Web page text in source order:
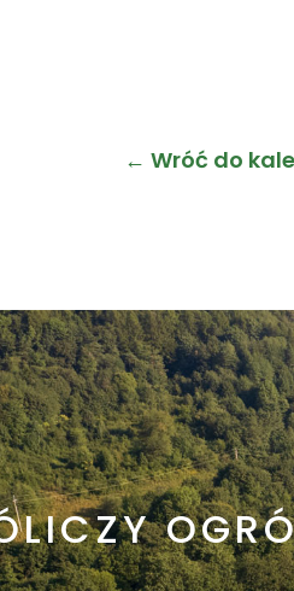
← Wróć do